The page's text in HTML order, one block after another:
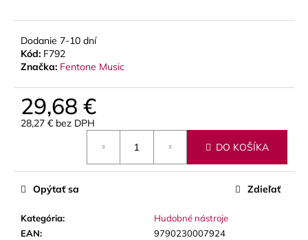
Dodanie 7-10 dní
Kód: F792
Značka: Fentone Music
29,68 €
28,27 € bez DPH
DO KOŠÍKA
Kategória:
Hudobné nástroje
EAN:
9790230007924
Opýtať sa Zdieľať
GEWA
MUSIC
GIGBAG
PREMIUM,
TRÚBKY